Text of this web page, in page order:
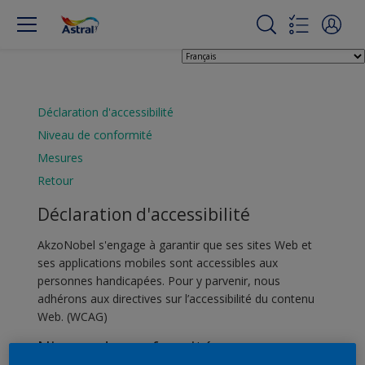
Déclaration d'accessibilité
Niveau de conformité
Mesures
Retour
Déclaration d'accessibilité
AkzoNobel s'engage à garantir que ses sites Web et
ses applications mobiles sont accessibles aux
personnes handicapées. Pour y parvenir, nous
adhérons aux directives sur l’accessibilité du contenu
Web. (WCAG)
Niveau de conformité